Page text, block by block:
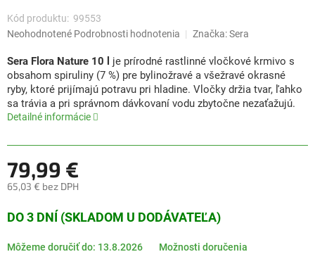
Kód produktu: 99553
Priemerné
produktu
je
0,0
z
5
Neohodnotené Podrobnosti hodnotenia Značka:Sera
Sera Flora Nature 10 l
je prírodné rastlinné vločkové krmivo s
obsahom spiruliny (7 %) pre bylinožravé a všežravé okrasné
ryby, ktoré prijímajú potravu pri hladine. Vločky držia tvar, ľahko
sa trávia a pri správnom dávkovaní vodu zbytočne nezaťažujú.
Detailné informácie
79,99 €
65,03 € bez DPH
cena:
DO 3 DNÍ (SKLADOM U DODÁVATEĽA)
Môžeme doručiť do: 13.8.2026 Možnosti doručenia